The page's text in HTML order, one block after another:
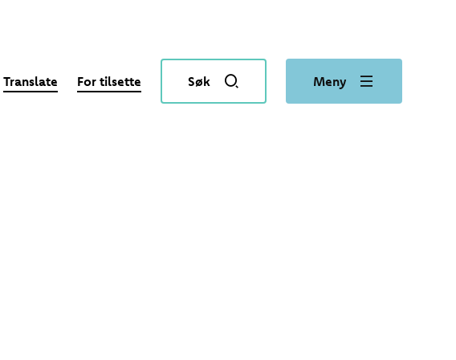
Translate For tilsette Søk Meny